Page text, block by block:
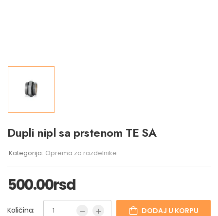
Dupli nipl sa prstenom TE SA
Kategorija: Oprema za razdelnike
500.00rsd
Količina: DODAJ U KORPU